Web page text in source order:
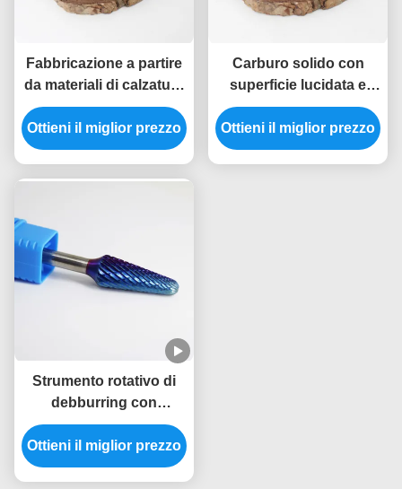
Fabbricazione a partire
da materiali di calzatura
a base di carbonio
solido
Ottieni il miglior prezzo
Carburo solido con
superficie lucidata e
supporto di dimensioni
personalizzate per
fabbri e vigili del fuoco
Ottieni il miglior prezzo
Strumento rotativo di
debburring con
rivestimento giallo
Ottieni il miglior prezzo